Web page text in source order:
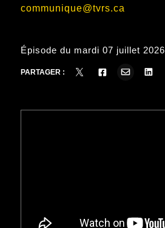
communique@tvrs.ca
Épisode du mardi 07 juillet 2026
PARTAGER :